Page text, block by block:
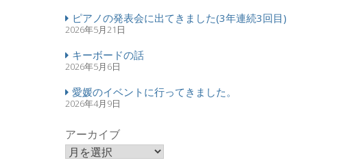
ピアノの発表会に出てきました(3年連続3回目)
2026年5月21日
キーボードの話
2026年5月6日
愛媛のイベントに行ってきました。
2026年4月9日
アーカイブ